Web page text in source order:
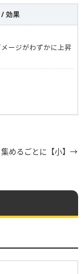
効果
ージがわずかに上昇
集めるごとに【小】→